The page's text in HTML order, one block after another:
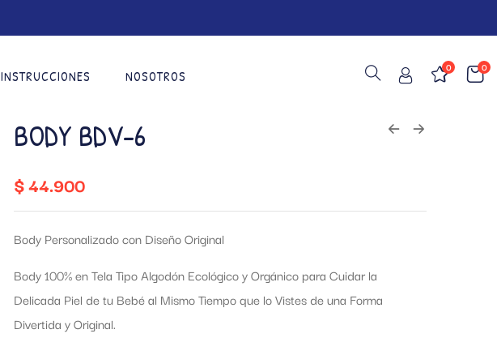
INSTRUCCIONES NOSOTROS
0
0
BODY BDV-6
$44.900
Body Personalizado con Diseño Original
Body 100% en Tela Tipo Algodón Ecológico y Orgánico para Cuidar la
Delicada Piel de tu Bebé al Mismo Tiempo que lo Vistes de una Forma
Divertida y Original.